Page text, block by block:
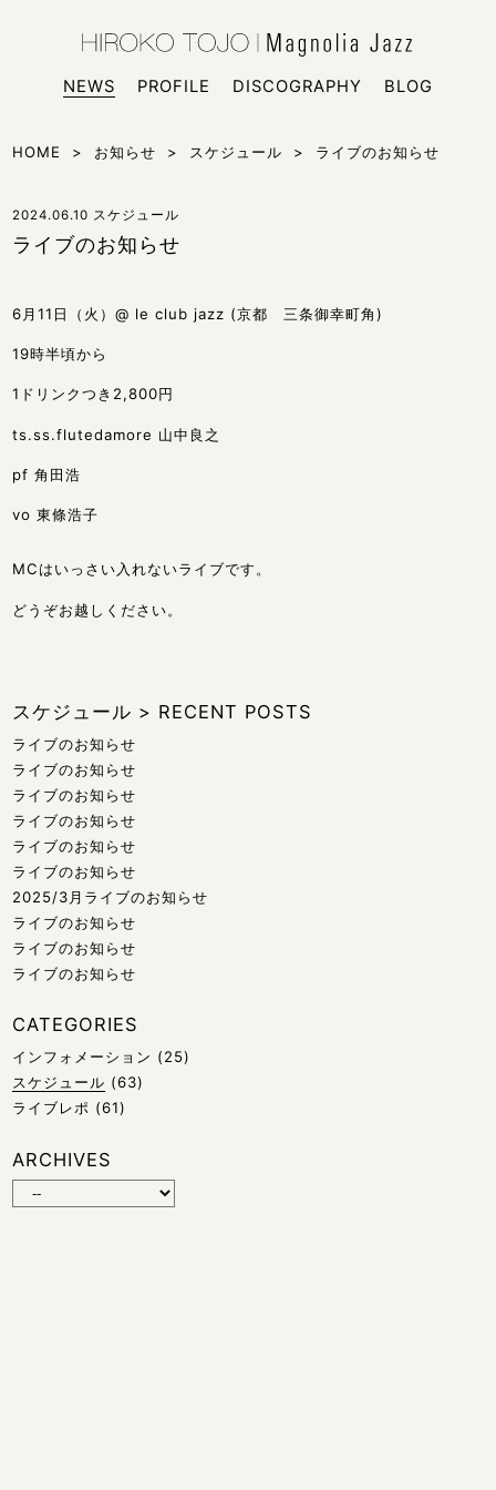
NEWS
PROFILE DISCOGRAPHY BLOG
HOME > お知らせ > スケジュール > ライブのお知らせ
2024.06.10 スケジュール
ライブのお知らせ
6月11日（火）@ le club jazz (京都 三条御幸町角)
19時半頃から
1ドリンクつき2,800円
ts.ss.flutedamore 山中良之
pf 角田浩
vo 東條浩子
MCはいっさい入れないライブです。
どうぞお越しください。
スケジュール > RECENT POSTS
ライブのお知らせ
ライブのお知らせ
ライブのお知らせ
ライブのお知らせ
ライブのお知らせ
ライブのお知らせ
2025/3月ライブのお知らせ
ライブのお知らせ
ライブのお知らせ
ライブのお知らせ
CATEGORIES
インフォメーション (25)
スケジュール (63)
ライブレポ (61)
ARCHIVES